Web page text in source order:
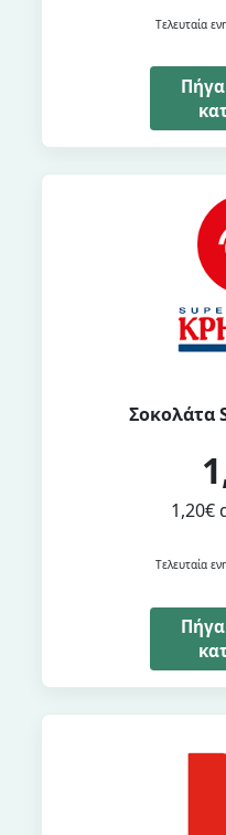
Τελευταία
Σοκολάτα
1,20€
Τελευταία